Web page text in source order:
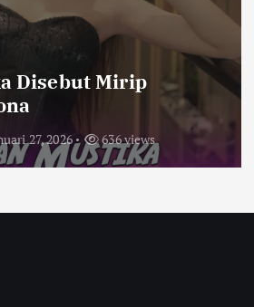
Disebut Mirip
27, 2026 636 views